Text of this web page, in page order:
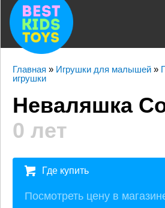
Главная » Игрушки для малышей »
игрушки
Неваляшка
0 лет
Где купить
Посмотреть цену в